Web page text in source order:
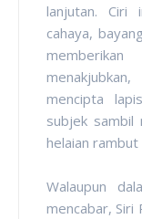
lanjutan. Ciri
cahaya,
mencipta
subjek sambil
helaian rambut
Walaupun
mencabar, Siri